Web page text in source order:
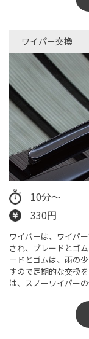
ワイパー交換​
10分〜
330円
ワイパーは、ワイパ
され、ブレードとゴ
ードとゴムは、雨の
すので定期的な交換
は、スノーワイパー